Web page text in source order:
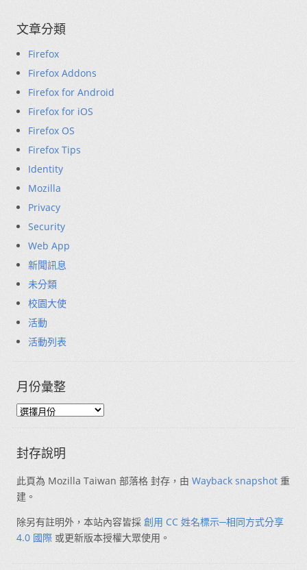
文章分類
Firefox
Firefox Addons
Firefox for Android
Firefox for iOS
Firefox OS
Firefox Tips
Identity
Mozilla
Privacy
Security
Web App
新聞訊息
未分類
校園大使
活動
活動列表
月份彙整
封存說明
此頁為 Mozilla Taiwan 部落格 封存，由 Wayback snapshot 重
建。
除另有註明外，本站內容皆採 創用 CC 姓名標示─相同方式分享
4.0 國際 或更新版本授權大眾使用。